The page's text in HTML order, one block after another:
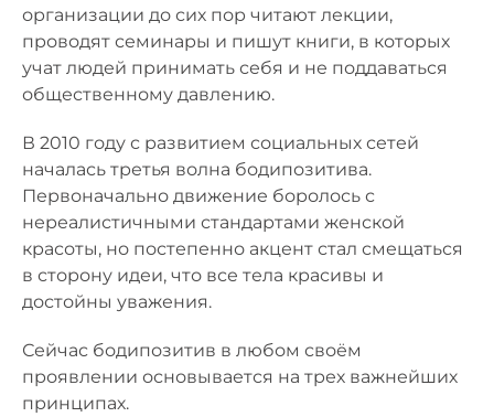
организации до сих пор читают лекции,
проводят семинары и пишут книги, в которых
учат людей принимать себя и не поддаваться
общественному давлению.
В 2010 году с развитием социальных сетей
началась третья волна бодипозитива.
Первоначально движение боролось с
нереалистичными стандартами женской
красоты, но постепенно акцент стал смещаться
в сторону идеи, что все тела красивы и
достойны уважения.
Сейчас бодипозитив в любом своём
проявлении основывается на трех важнейших
принципах.